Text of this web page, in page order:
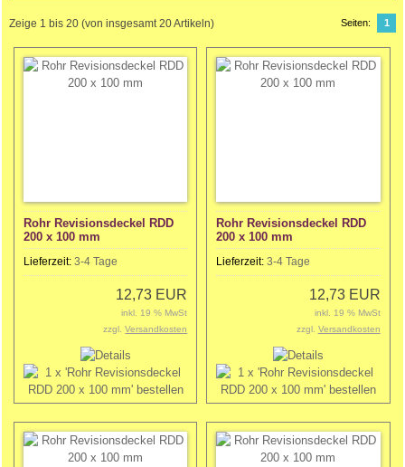
Zeige 1 bis 20 (von insgesamt20Artikeln) Seiten: 1
Rohr Revisionsdeckel RDD
200 x 100 mm
Lieferzeit: 3-4 Tage
12,73 EUR
inkl. 19 % MwSt
zzgl.Versandkosten
Rohr Revisionsdeckel RDD
200 x 100 mm
Lieferzeit:3-4 Tage
12,73 EUR
inkl. 19 % MwSt
zzgl. Versandkosten